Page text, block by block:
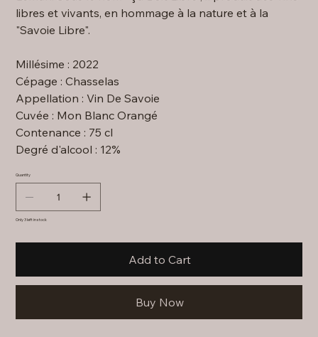
libres et vivants, en hommage à la nature et à la
"Savoie Libre".
Millésime : 2022
Cépage : Chasselas
Appellation : Vin De Savoie
Cuvée : Mon Blanc Orangé
Contenance : 75 cl
Degré d'alcool : 12%
Quantity
Only 3 left in stock
Add to Cart
Buy Now